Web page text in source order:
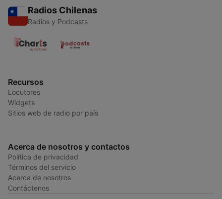
Radios Chilenas
Radios y Podcasts
Recursos
Locutores
Widgets
Sitios web de radio por país
Acerca de nosotros y contactos
Política de privacidad
Términos del servicio
Acerca de nosotros
Contáctenos